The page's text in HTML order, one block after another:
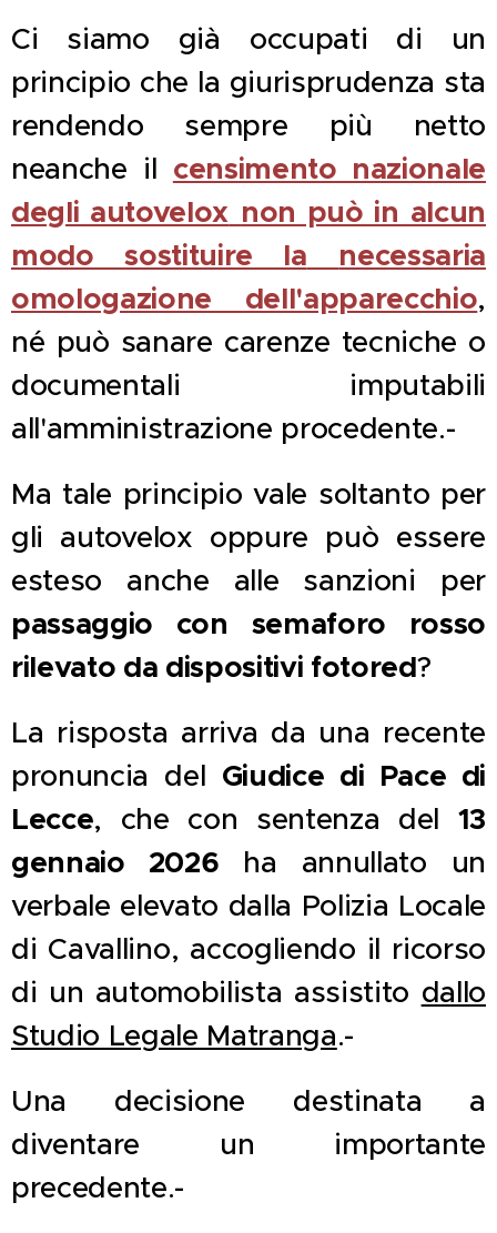
Ci siamo già occupati di un
principio che la giurisprudenza sta
rendendo sempre più netto
neanche il censimento nazionale
degli autovelox non può in alcun
modo sostituire la
necessaria
omologazione dell'apparecchio,
né può sanare carenze tecniche o
documentali imputabili
all'amministrazione procedente.-
Ma tale principio vale soltanto per
gli autovelox oppure può essere
esteso anche alle sanzioni per
passaggio con semaforo rosso
rilevato da dispositivi fotored?
La risposta arriva da una recente
pronuncia del Giudice di Pace di
Lecce, che con sentenza del 13
gennaio 2026 ha annullato un
verbale elevato dalla Polizia Locale
di Cavallino, accogliendo il ricorso
di un automobilista assistito dallo
Studio Legale Matranga.-
Una decisione destinata a
diventare un importante
precedente.-